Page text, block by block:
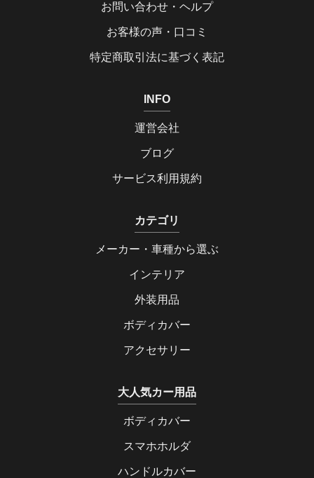
お問い合わせ・ヘルプ
お客様の声・口コミ
特定商取引法に基づく表記
INFO
運営会社
ブログ
サービス利用規約
カテゴリ
メーカー・車種から選ぶ
インテリア
外装用品
ボディカバー
アクセサリー
大人気カー用品
ボディカバー
スマホホルダ
ハンドルカバー